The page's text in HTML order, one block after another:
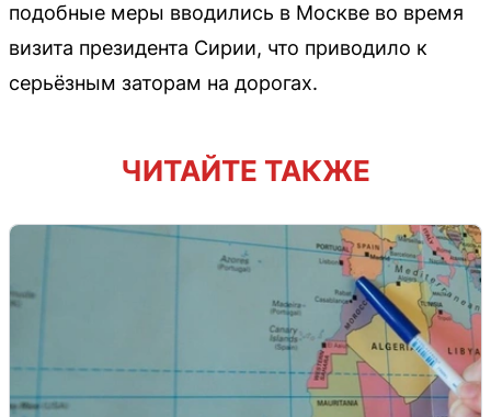
подобные меры вводились в Москве во время
визита президента Сирии, что приводило к
серьёзным заторам на дорогах.
ЧИТАЙТЕ ТАКЖЕ